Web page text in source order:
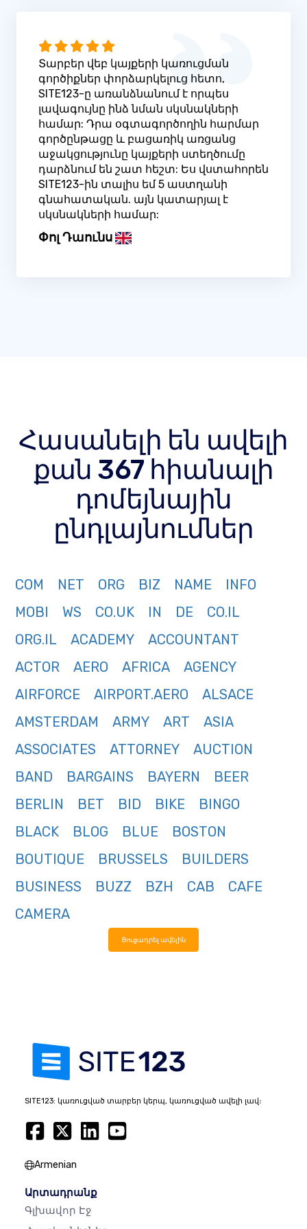
Տարբեր վեբ կայքերի կառուցման
գործիքներ փորձարկելուց հետո,
SITE123-ը առանձնանում է որպես
լավագույնը ինձ նման սկսնակների
համար: Դրա օգտագործողին հարմար
գործընթացը և բացառիկ առցանց
աջակցությունը կայքերի ստեղծումը
դարձնում են շատ հեշտ: Ես վստահորեն
SITE123-ին տալիս եմ 5 աստղանի
գնահատական. այն կատարյալ է
սկսնակների համար:
Փոլ Դաունս
Հասանելի են ավելի
քան 367 հիանալի
դոմեյնային
ընդլայնումներ
COM NET ORG BIZ NAME
INFO
MOBI
WS CO.UK IN DE
CO.IL
ORG.IL
ACADEMY
ACCOUNTANT
ACTOR
AERO AFRICA
AGENCY
AIRFORCE
AIRPORT.AERO
ALSACE
AMSTERDAM
ARMY ART
ASIA
ASSOCIATES
ATTORNEY
AUCTION
BAND
BARGAINS BAYERN
BEER
BERLIN
BET BID BIKE
BINGO
BLACK
BLOG BLUE
BOSTON
BOUTIQUE
BRUSSELS
BUILDERS
BUSINESS
BUZZ BZH CAB
CAFE
CAMERA
Ցուցադրել ավելին
SITE123: կառուցված տարբեր կերպ, կառուցված ավելի լավ։
Armenian
Արտադրանք
Գլխավոր Էջ